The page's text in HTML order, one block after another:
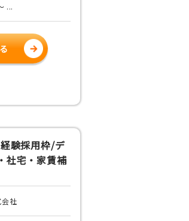
...
験採用枠/デ
社宅・家賃補
会社